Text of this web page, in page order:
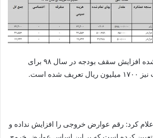
مصارف پیش‌بینی شده افزایش سقف بودجه در سال ۹۸ برای
است.
کرد: رقم عوارض خروجی را افزایش نداده و